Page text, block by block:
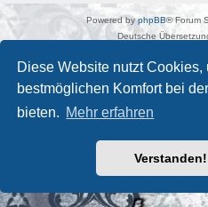
Diese Website nutzt Cookies,
bestmöglichen Komfort bei
bieten. Mehr erfahren
Verstanden!
Powered byphpBB® Forum
Deutsche
Datenschutz|